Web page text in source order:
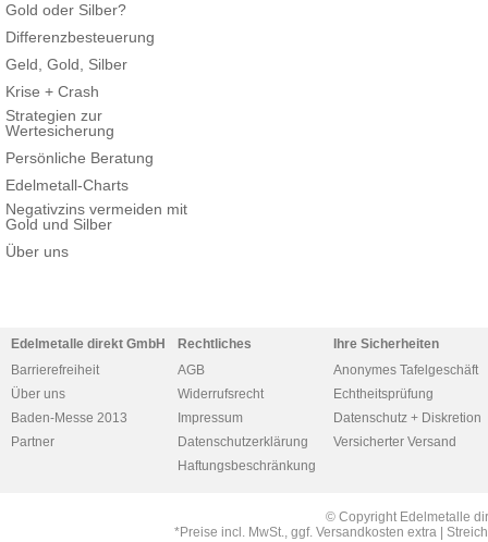
Gold oder Silber?
Differenzbesteuerung
Geld, Gold, Silber
Krise + Crash
Strategien zur
Wertesicherung
Persönliche Beratung
Edelmetall-Charts
Negativzins vermeiden mit
Gold und Silber
Über uns
Edelmetalle direkt GmbH
Barrierefreiheit
Über uns
Baden-Messe 2013
Partner
Rechtliches
AGB
Widerrufsrecht
Impressum
Datenschutzerklärung
Haftungsbeschränkung
Ihre Sicherheiten
Anonymes Tafelgeschäft
Echtheitsprüfung
Datenschutz + Diskretion
Versicherter Versand
© Copyright Edelmetalle
*Preise incl. MwSt., ggf. Versandkosten extra |